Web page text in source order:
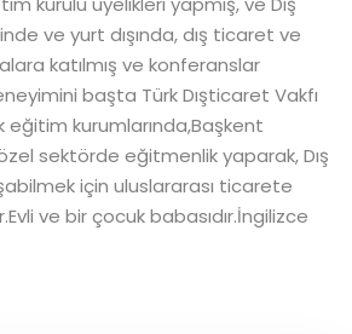
ve yurt dışında, dış ticaret ve
katılmış ve konferanslar
başta Türk Dışticaret Vakfı
kurumlarında,Başkent
sektörde eğitmenlik yaparak, Dış
için uluslararası ticarete
ve bir çocuk babasıdır.İngilizce